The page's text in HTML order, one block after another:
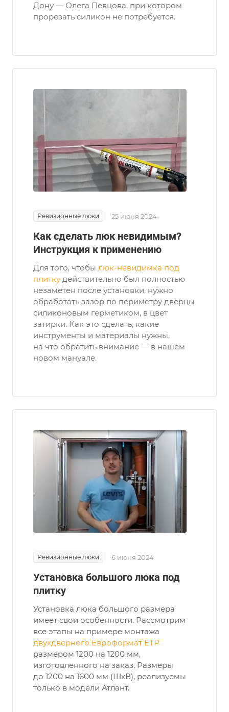
Дону — Олега Певцова, при котором
прорезать силикон не потребуется.
Ревизионные люки 25 июня 2024
Как сделать люк невидимым?
Инструкция к применению
Для того, чтобы люк-невидимка под
плитку действительно был полностью
незаметен после установки, нужно
обработать зазор по периметру дверцы
силиконовым герметиком, в цвет
затирки. Как это сделать, какие
инструменты и материалы нужны,
на что обратить внимание — в нашем
новом мануале.
Ревизионные люки 6 июня 2024
Установка большого люка под
плитку
Установка люка большого размера
имеет свои особенности. Рассмотрим
все этапы на примере монтажа
двухдверного Евроформат ЕТР
размером 1200 на 1200 мм,
изготовленного на заказ. Размеры
до 1200 на 1600 мм (ШхВ), реализуемы
только в модели Атлант.